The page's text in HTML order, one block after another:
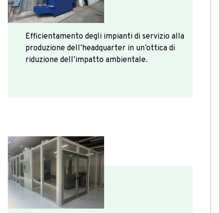
Efficientamento degli impianti di servizio alla
produzione dell’headquarter in un’ottica di
riduzione dell’impatto ambientale.
2025